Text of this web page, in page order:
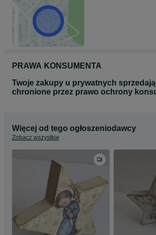
PRAWA KONSUMENTA
Twoje zakupy u prywatnych
chronione przez prawo ochrony
Więcej od tego ogłoszeniodawcy
Zobacz wszystkie